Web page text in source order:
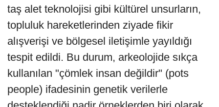
taş alet teknolojisi gibi kültürel unsurların,
topluluk hareketlerinden ziyade fikir
alışverişi ve bölgesel iletişimle yayıldığı
tespit edildi. Bu durum, arkeolojide sıkça
kullanılan "çömlek insan değildir" (pots
people) ifadesinin genetik verilerle